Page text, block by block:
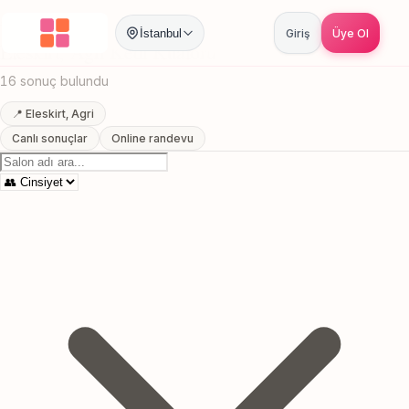
İstanbul Giriş Üye Ol
Anasayfa / Agri Eleskirt Kedi Kuaforu
Eleskirt, Agri Kedi Kuaforu
16 sonuç bulundu
📍 Eleskirt, Agri
Canlı sonuçlar
Online randevu